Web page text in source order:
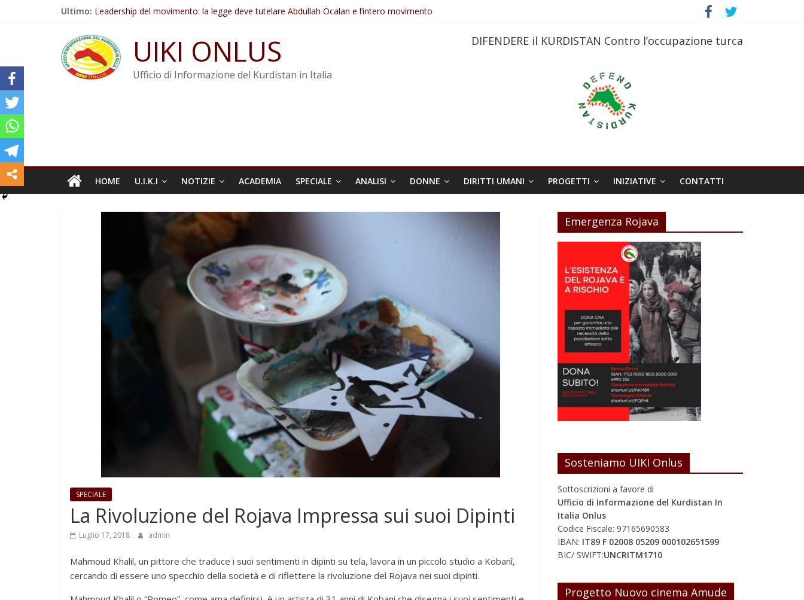
Ultimo: Leadership del movimento: la legge deve tutelare Abdullah Öcalan e l’intero movimento
Non tenere conto della situazione di Rêber Apo ostacolerebbe l’attuazione della legge
Il KNK chiede un’azione internazionale contro i crimini di guerra dell’Iran
Abdullah Öcalan: Le legge negativa deve essere trasformata in legge positiva
UIKI ONLUS
Ufficio di Informazione del Kurdistan in Italia
DIFENDERE il KURDISTAN Contro l’occupazione turca
HOME U.I.K.I NOTIZIE ACADEMIA SPECIALE ANALISI DONNE DIRITTI UMANI PROGETTI INIZIATIVE CONTATTI
SPECIALE
La Rivoluzione del Rojava Impressa sui suoi Dipinti
Luglio 17, 2018 admin
Mahmoud Khalil, un pittore che traduce i suoi sentimenti in dipinti su tela, lavora in un piccolo studio a Kobanî,
cercando di essere uno specchio della società e di riflettere la rivoluzione del Rojava nei suoi dipinti.
Emergenza Rojava
Sosteniamo UIKI Onlus
Sottoscrizioni a favore di
Ufficio di Informazione del Kurdistan In
Italia Onlus
Codice Fiscale: 97165690583
IBAN: IT89 F 02008 05209 000102651599
BIC/ SWIFT:UNCRITM1710
Progetto Nuovo cinema Amude